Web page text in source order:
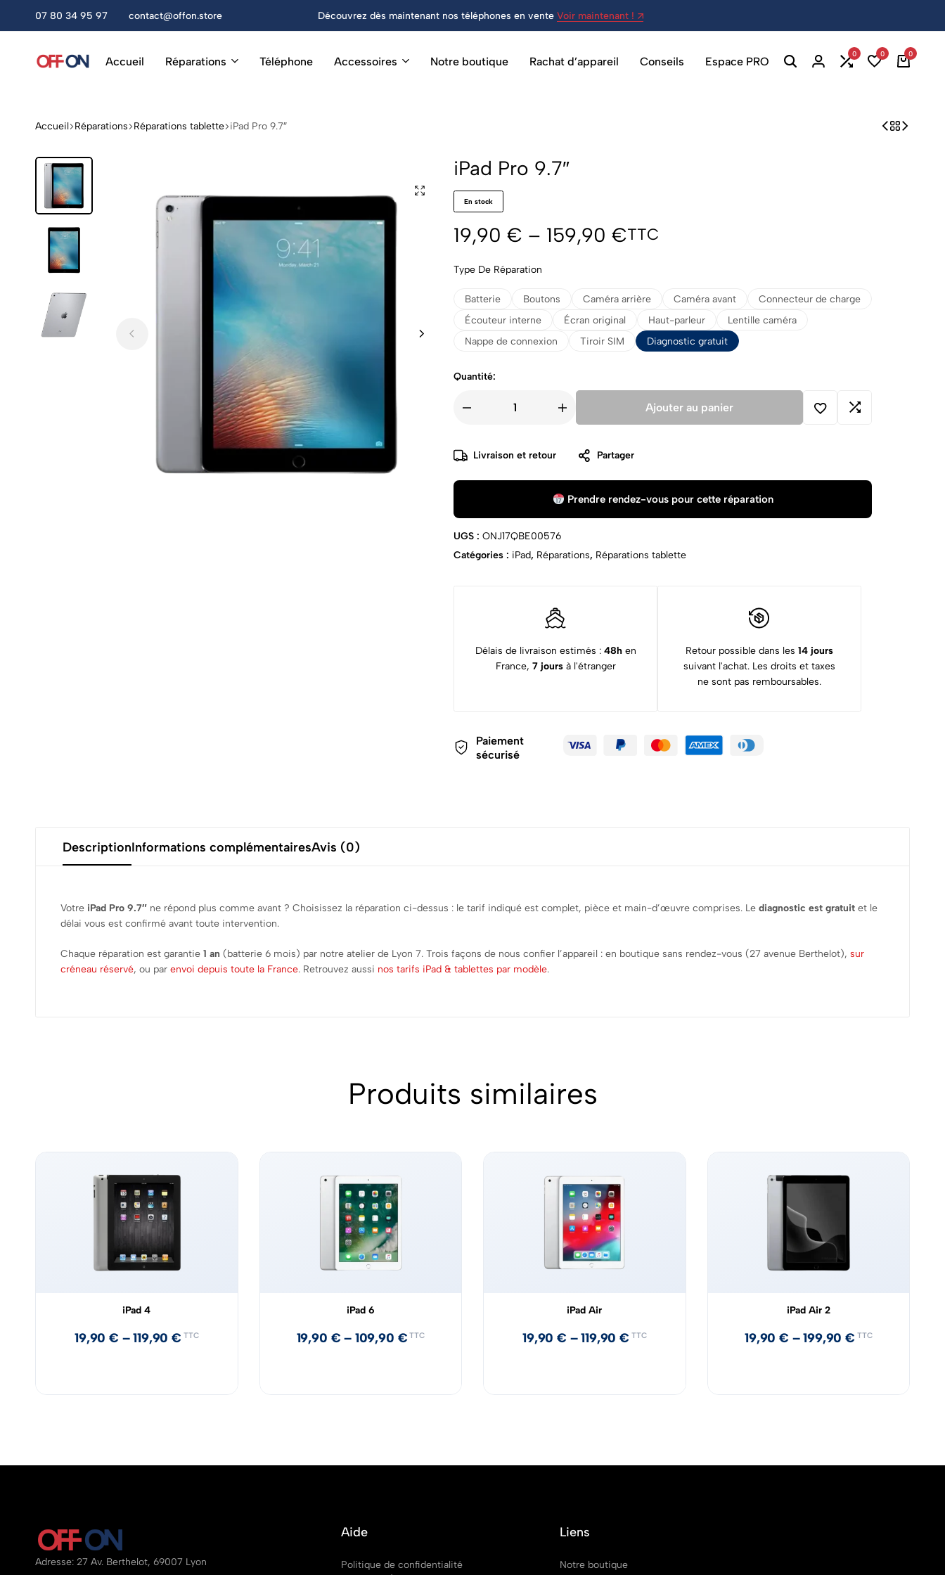
07 80 34 95 97 contact@offon.store
de 10h à 13h et de 14h à 18h30. Découvrez dès maintenant nos téléphones en vente Voir maintenant !
&
Accueil Réparations Téléphone Accessoires Notre boutique Rachat d’appareil Conseils Espace PRO
0 0 0
Accueil Réparations Réparations tablette iPad Pro 9.7″
iPad Pro 9.7″
En stock
19,90 € – 159,90 €TTC
Type De Réparation
Batterie Boutons Caméra arrière Caméra avant
Connecteur de charge
Écouteur interne
Écran original Haut-parleur
Lentille caméra
Nappe de connexion
Tiroir SIM Diagnostic gratuit
Quantité:
Ajouter au panier
Livraison et retour Partager
Prendre rendez-vous pour cette réparation
UGS : ONJ17QBE00576
Catégories : iPad, Réparations, Réparations tablette
Délais de livraison estimés : 48h en
France, 7 joursà l'étranger
Retour possible dans les 14 jours
suivant l'achat. Les droits et taxes
ne sont pas remboursables.
Paiement
sécurisé
DescriptionInformations complémentairesAvis (0)
Votre iPad Pro 9.7″ ne répond plus comme avant ? Choisissez la réparation ci-dessus : le tarif indiqué est complet, pièce et main-d’œuvre comprises. Le diagnostic est gratuit et le
délai vous est confirmé avant toute intervention.
Chaque réparation est garantie 1 an (batterie 6 mois) par notre atelier de Lyon 7. Trois façons de nous confier l’appareil : en boutique sans rendez-vous (27 avenue Berthelot), sur
créneau réservé, ou par envoi depuis toute la France. Retrouvez aussi nos tarifs iPad & tablettes par modèle.
Produits similaires
iPad 4
19,90€ –119,90€ TTC
iPad 6
19,90 € – 109,90 € TTC
iPad Air
19,90€ –119,90€ TTC
iPad Air 2
19,90€ –199,90€ TTC
Adresse: 27 Av. Berthelot, 69007 Lyon
Aide
Politique de confidentialité
Liens
Notre boutique